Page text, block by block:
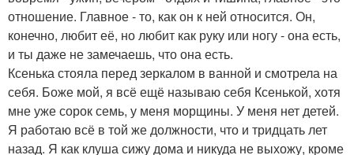
отношение. Главное - то, как он к ней относится. Он,
конечно, любит её, но любит как руку или ногу - она есть,
и ты даже не замечаешь, что она есть.
Ксенька стояла перед зеркалом в ванной и смотрела на
себя. Боже мой, я всё ещё называю себя Ксенькой, хотя
мне уже сорок семь, у меня морщины. У меня нет детей.
Я работаю всё в той же должности, что и тридцать лет
назад. Я как клуша сижу дома и никуда не выхожу, кроме